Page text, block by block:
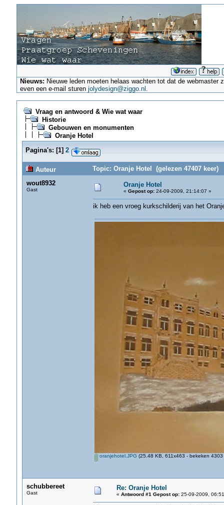
Nieuws: Nieuwe leden moeten helaas wachten tot dat de
even een e-mail sturenjolydesign@ziggo.nl .
Vraag en antwoord & Wie wat waar
Historie
Gebouwen en monumenten
Oranje Hotel
Pagina's: [1] 2
Auteur
Topic: Oranje Hotel (gelezen 47407 keer)
wout8932
Gast
Oranje Hotel
« Gepost op:24-09-2009, 21:14:07 »
ik heb een vroeg kurkschilderij van het
oranjehotel.JPG (25.48 KB, 611x463 - bekeken 4303
schubbereet
Gast
Re: Oranje Hotel
« Antwoord #1 Gepost op:25-09-2009,